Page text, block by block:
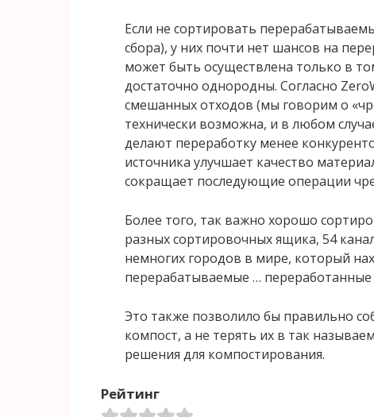
Если не сортировать
сбора), у них почти нет шансов на
может быть осуществлена ​​только в
достаточно однородны. Согласно
смешанных отходов (мы говорим о
технически возможна, и в любом
делают переработку менее
источника улучшает качество
сокращает последующие операции
Более того, так важно хорошо
разных сортировочных ящика, 54
немногих городов в мире, который
перерабатываемые …
Это также позволило бы правильно
компост, а не терять их в так
решения для компостирования.
Рейтинг